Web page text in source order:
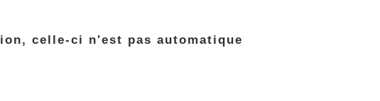
celle-ci n'est pas automatique